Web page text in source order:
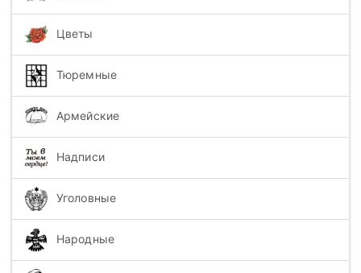
Цветы
Тюремные
Армейские
Надписи
Уголовные
Народные